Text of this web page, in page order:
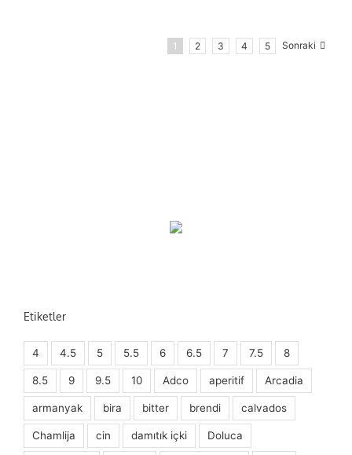
1 2 3 4 5 Sonraki
Etiketler
4 4.5 5 5.5 6 6.5 7 7.5 8
8.5 9 9.5 10 Adco aperitif Arcadia
armanyak bira bitter brendi calvados
Chamlija cin damıtık içki Doluca